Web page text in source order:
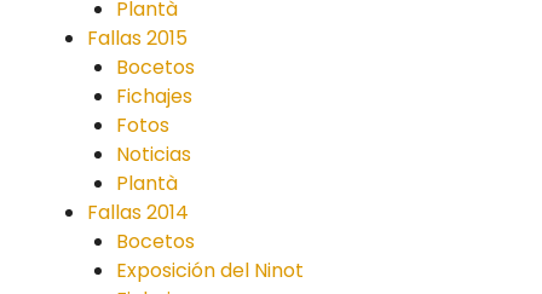
Plantà
Fallas 2015
Bocetos
Fichajes
Fotos
Noticias
Plantà
Fallas 2014
Bocetos
Exposición del Ninot